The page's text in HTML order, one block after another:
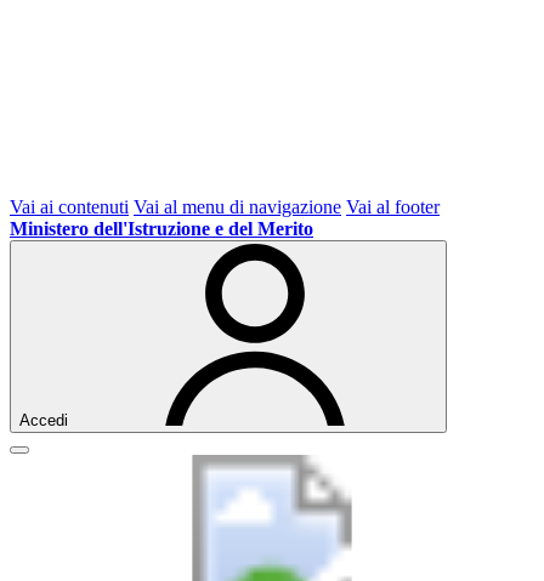
Vai ai contenuti Vai al menu di navigazione Vai al footer
Ministero dell'Istruzione e del Merito
Accedi